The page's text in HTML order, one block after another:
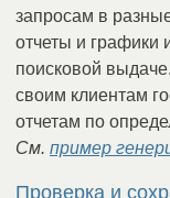
запросам в
отчеты и графики
поисковой
своим клиентам
отчетам по
См. пример
Проверка и